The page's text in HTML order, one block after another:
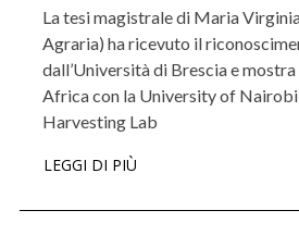
La tesi magistrale di Maria
Agraria) ha ricevuto il
dall’Università di Brescia e
Africa con la University of
Harvesting Lab
LEGGI DI PIÙ